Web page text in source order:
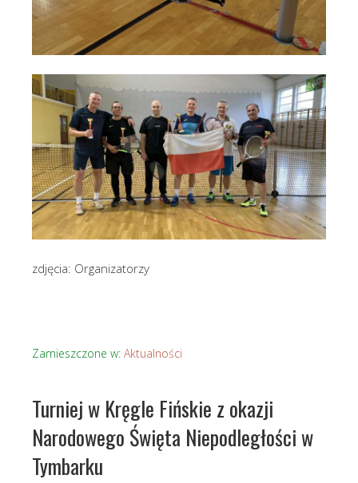
zdjęcia: Organizatorzy
Zamieszczone w: Aktualności
Turniej w Kręgle Fińskie z okazji
Narodowego Święta Niepodległości w
Tymbarku